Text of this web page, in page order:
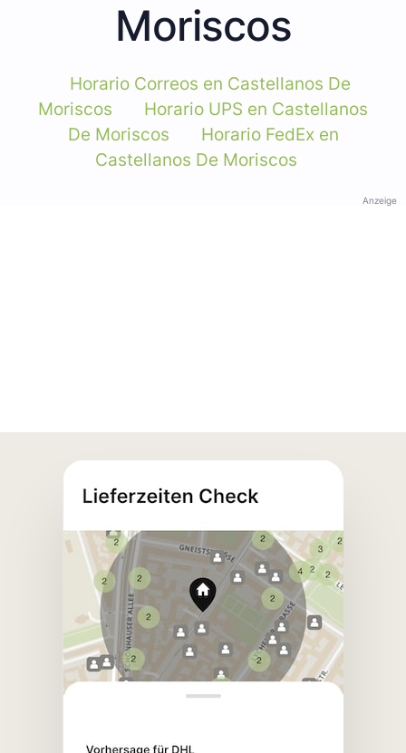
Moriscos
Horario Correos en Castellanos De
Moriscos
Horario UPS en Castellanos
De Moriscos
Horario FedEx en
Castellanos De Moriscos
Anzeige